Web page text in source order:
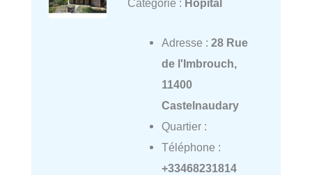
Catégorie : Hôpital
Adresse : 28 Rue
de l'Imbrouch,
11400
Castelnaudary
Quartier :
Téléphone :
+33468231814